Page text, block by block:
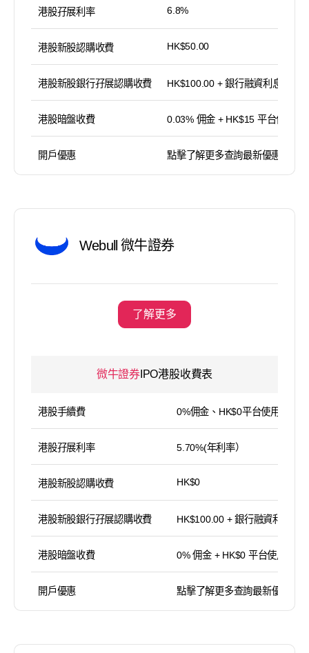
港股孖展利率 6.8%
港股新股認購收費 HK$50.00
港股新股銀行孖展認購收費 HK$100.00 + 銀行融資利息
港股暗盤收費 0.03% 佣金 + HK$15 平台使用費
開戶優惠 點擊了解更多查詢最新優惠
Webull 微牛證券
了解更多
微牛證券IPO港股收費表
港股手續費 0%佣金、HK$0平台使用費
港股孖展利率 5.70%(年利率）
港股新股認購收費 HK$0
港股新股銀行孖展認購收費 HK$100.00 + 銀行融資利息
港股暗盤收費 0% 佣金 + HK$0 平台使用費
開戶優惠 點擊了解更多查詢最新優惠